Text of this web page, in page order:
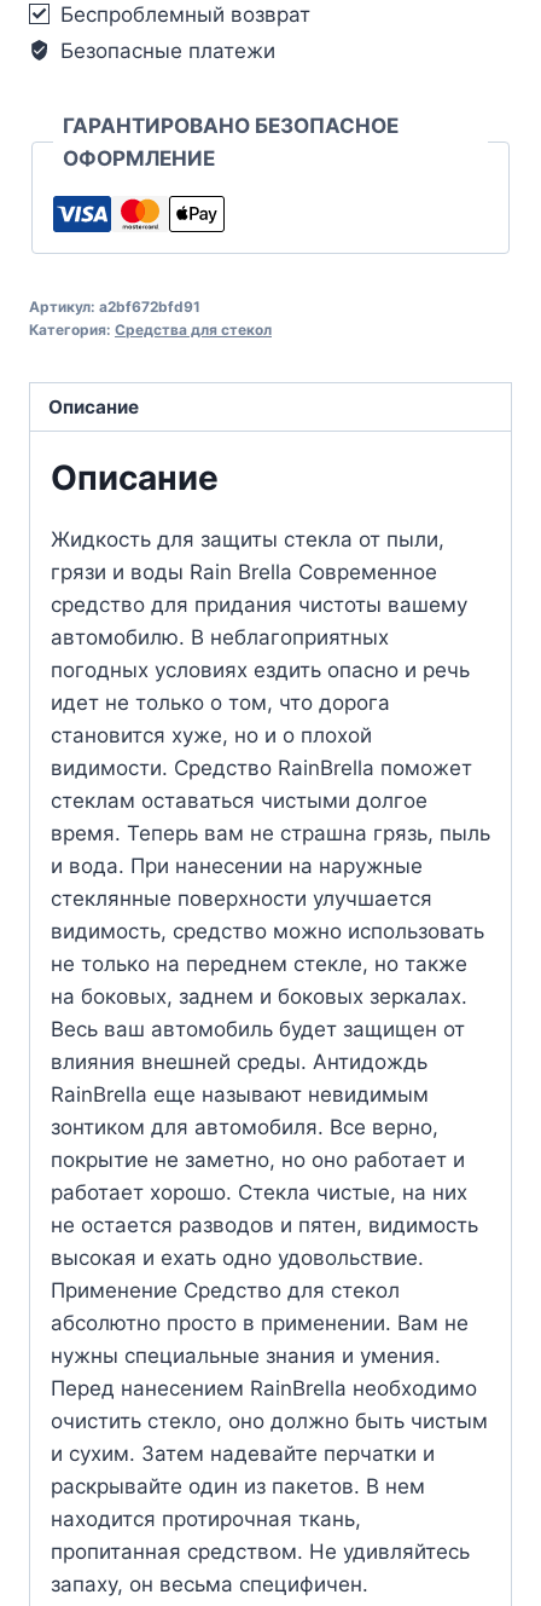
Беспроблемный возврат
Безопасные платежи
ГАРАНТИРОВАНО БЕЗОПАСНОЕ
ОФОРМЛЕНИЕ
Артикул: a2bf672bfd91
Категория: Средства для стекол
Описание
Описание
Жидкость для защиты стекла от пыли,
грязи и воды Rain Brella Современное
средство для придания чистоты вашему
автомобилю. В неблагоприятных
погодных условиях ездить опасно и речь
идет не только о том, что дорога
становится хуже, но и о плохой
видимости. Средство RainBrella поможет
стеклам оставаться чистыми долгое
время. Теперь вам не страшна грязь, пыль
и вода. При нанесении на наружные
стеклянные поверхности улучшается
видимость, средство можно использовать
не только на переднем стекле, но также
на боковых, заднем и боковых зеркалах.
Весь ваш автомобиль будет защищен от
влияния внешней среды. Антидождь
RainBrella еще называют невидимым
зонтиком для автомобиля. Все верно,
покрытие не заметно, но оно работает и
работает хорошо. Стекла чистые, на них
не остается разводов и пятен, видимость
высокая и ехать одно удовольствие.
Применение Средство для стекол
абсолютно просто в применении. Вам не
нужны специальные знания и умения.
Перед нанесением RainBrella необходимо
очистить стекло, оно должно быть чистым
и сухим. Затем надевайте перчатки и
раскрывайте один из пакетов. В нем
находится протирочная ткань,
пропитанная средством. Не удивляйтесь
запаху, он весьма специфичен.